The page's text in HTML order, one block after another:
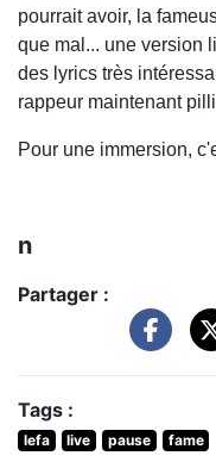
pourrait avoir, la
que mal... une version
des lyrics très
rappeur maintenant
Pour une immersion,
n
Partager :
Tags :
lefa live pause fame